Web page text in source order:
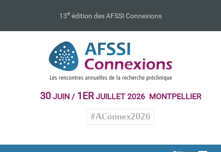
13e édition des AFSSI Connexions
30JUIN / 1ERJUILLET 2026 MONTPELLIER
#AConnex2026